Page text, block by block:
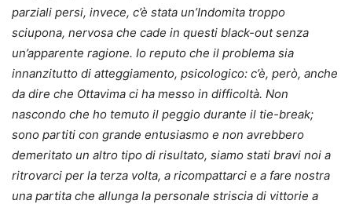
parziali persi, invece, c’è stata un’Indomita troppo
sciupona, nervosa che cade in questi black-out senza
un’apparente ragione. Io reputo che il problema sia
innanzitutto di atteggiamento, psicologico: c’è, però, anche
da dire che Ottavima ci ha messo in difficoltà. Non
nascondo che ho temuto il peggio durante il tie-break;
sono partiti con grande entusiasmo e non avrebbero
demeritato un altro tipo di risultato, siamo stati bravi noi a
ritrovarci per la terza volta, a ricompattarci e a fare nostra
una partita che allunga la personale striscia di vittorie a